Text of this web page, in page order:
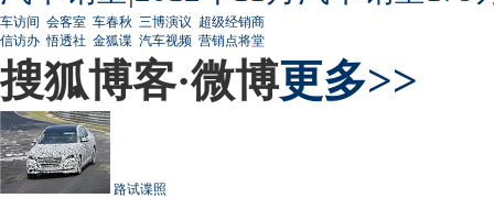
车访间 会客室 车春秋 三博演议 超级经销商
信访办 悟透社 金狐谍 汽车视频 营销点将堂
搜狐博客·微博更多>>
路试谍照